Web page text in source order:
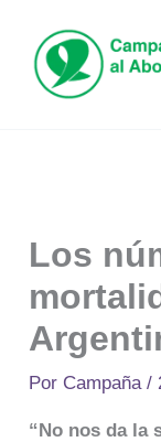
contenido
Los
Por Campaña/
“No nos da la